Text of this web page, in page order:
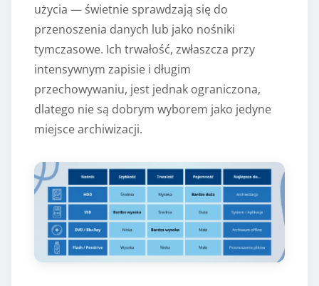
użycia — świetnie sprawdzają się do
przenoszenia danych lub jako nośniki
tymczasowe. Ich trwałość, zwłaszcza przy
intensywnym zapisie i długim
przechowywaniu, jest jednak ograniczona,
dlatego nie są dobrym wyborem jako jedyne
miejsce archiwizacji.